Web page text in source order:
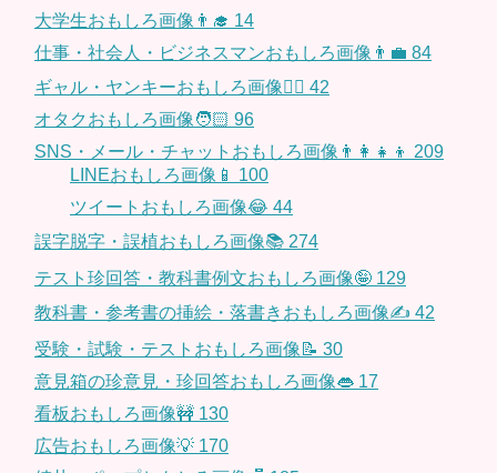
大学生おもしろ画像👨‍🎓 14
仕事・社会人・ビジネスマンおもしろ画像👨‍💼 84
ギャル・ヤンキーおもしろ画像👱‍♀️ 42
オタクおもしろ画像🧑🏻 96
SNS・メール・チャットおもしろ画像👨‍👩‍👧‍👦 209
LINEおもしろ画像📱 100
ツイートおもしろ画像😂 44
誤字脱字・誤植おもしろ画像📚 274
テスト珍回答・教科書例文おもしろ画像🤪 129
教科書・参考書の挿絵・落書きおもしろ画像✍️ 42
受験・試験・テストおもしろ画像📝 30
意見箱の珍意見・珍回答おもしろ画像👄 17
看板おもしろ画像🚧 130
広告おもしろ画像💡 170